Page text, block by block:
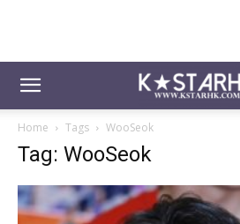
Home Tags WooSeok
Tag: WooSeok